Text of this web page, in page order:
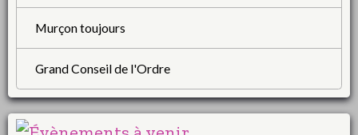
Murçon toujours
Grand Conseil de l'Ordre